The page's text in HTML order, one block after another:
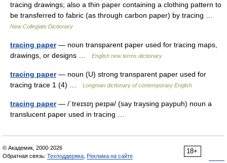
tracing drawings; also a thin paper containing a clothing pattern to
be transferred to fabric (as through carbon paper) by tracing …
New Collegiate Dictionary
tracing paper— noun transparent paper used for tracing maps,
drawings, or designs …
English new terms dictionary
tracing paper— noun (U) strong transparent paper used for
tracing trace 1 (4) …
Longman dictionary of contemporary English
tracing paper— /ˈtreɪsɪŋ peɪpə/ (say traysing paypuh) noun a
translucent paper used in tracing …
18+
© Академик, 2000-2026
Обратная связь: Техподдержка Реклама на сайте